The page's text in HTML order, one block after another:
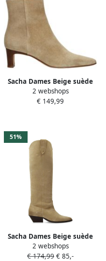
Sacha Dames Beige suède
enkellaarsjes met hak
2 webshops
€ 149,99
51%
Sacha Dames Beige suède
cowboylaarzen
2 webshops
€ 174,99 € 85,-